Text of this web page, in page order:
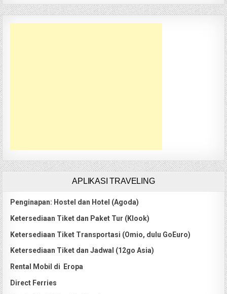
APLIKASI TRAVELING
Penginapan: Hostel dan Hotel (Agoda)
Ketersediaan Tiket dan Paket Tur (Klook)
Ketersediaan Tiket Transportasi (Omio, dulu GoEuro)
Ketersediaan Tiket dan Jadwal (12go Asia)
Rental Mobil di Eropa
Direct Ferries